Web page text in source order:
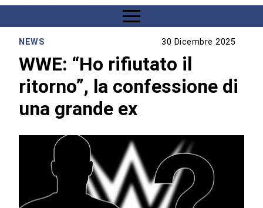
NEWS 30 Dicembre 2025
WWE: “Ho rifiutato il
ritorno”, la confessione di
una grande ex